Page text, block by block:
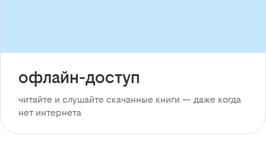
офлайн-доступ
читайте и слушайте скачанные книги — даже когда
нет интернета